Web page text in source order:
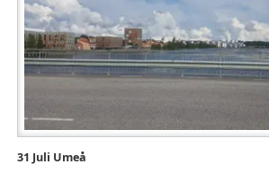
31 Juli Umeå